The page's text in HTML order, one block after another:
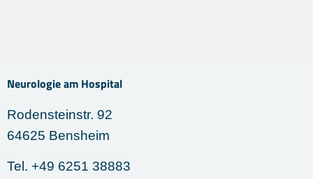
Neurologie am Hospital
Rodensteinstr. 92
64625 Bensheim
Tel. +49 6251 38883